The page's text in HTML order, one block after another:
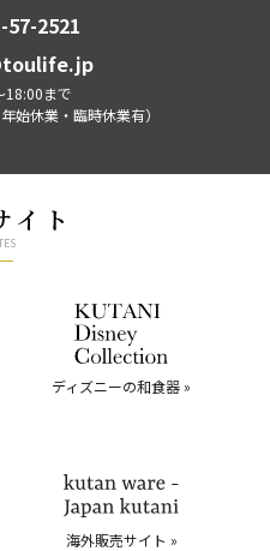
57-2521
18:00まで
始休業・臨時休業有）
イト
ディズニーの和食器 »
海外販売サイト »